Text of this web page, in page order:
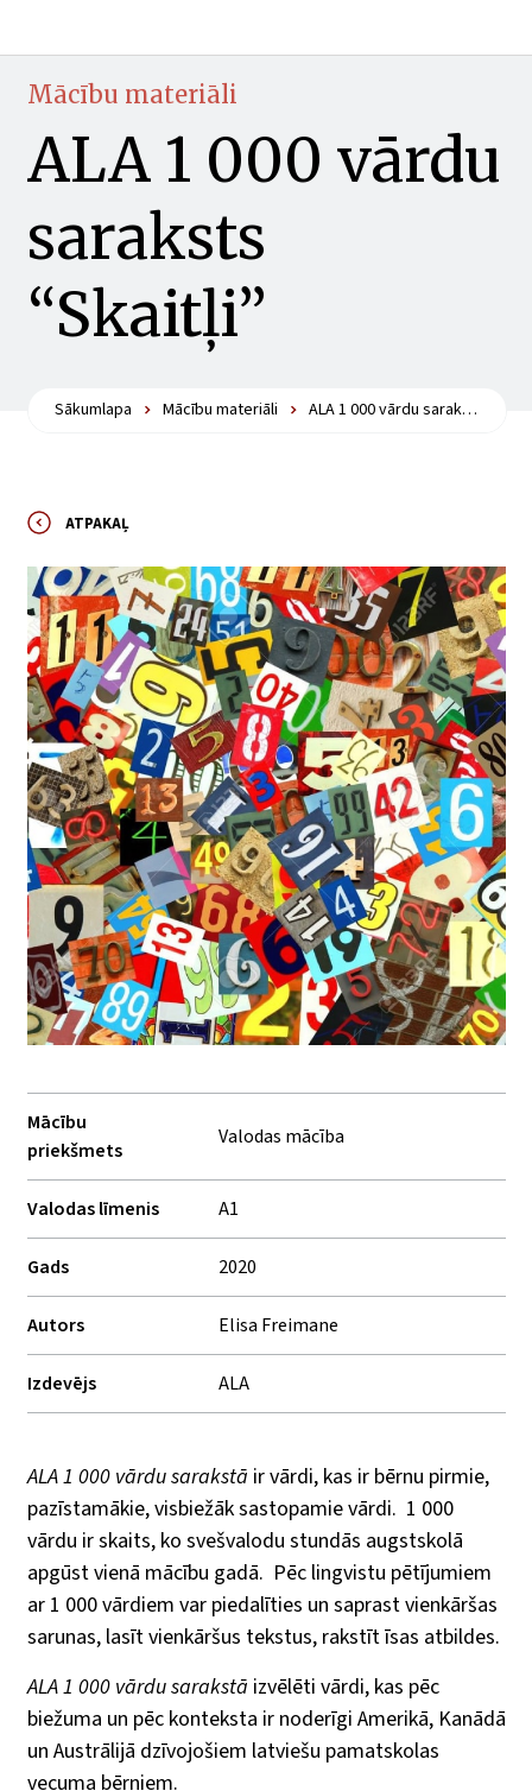
Mācību materiāli
ALA 1 000 vārdu
saraksts
“Skaitļi”
Sākumlapa Mācību materiāli ALA 1 000 vārdu saraksts “Skaitļi”
ATPAKAĻ
Mācību
priekšmets
Valodas mācība
Valodas līmenis A1
Gads 2020
Autors Elisa Freimane
Izdevējs ALA
ALA 1 000 vārdu sarakstā ir vārdi, kas ir bērnu pirmie,
pazīstamākie, visbiežāk sastopamie vārdi. 1 000
vārdu ir skaits, ko svešvalodu stundās augstskolā
apgūst vienā mācību gadā. Pēc lingvistu pētījumiem
ar 1 000 vārdiem var piedalīties un saprast vienkāršas
sarunas, lasīt vienkāršus tekstus, rakstīt īsas atbildes.
ALA 1 000 vārdu sarakstā izvēlēti vārdi, kas pēc
biežuma un pēc konteksta ir noderīgi Amerikā, Kanādā
un Austrālijā dzīvojošiem latviešu pamatskolas
vecuma bērniem.